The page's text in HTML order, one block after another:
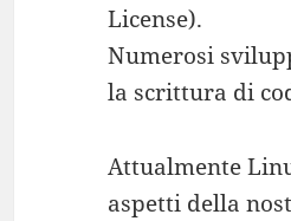
License).
Numerosi
la scrittura di
Attualmente
aspetti della